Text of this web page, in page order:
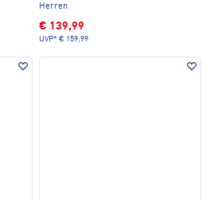
Herren
€ 139,99
UVP* € 159,99